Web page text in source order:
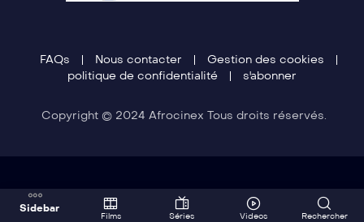
FAQs Nous contacter
Gestion des cookies
politique de confidentialité
s'abonner
Copyright © 2024 Afrocinex Tous droits réservés.
Sidebar
Films Séries Videos Rechercher